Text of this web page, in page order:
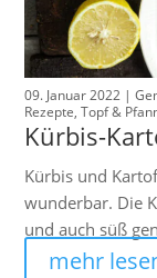
09. Januar 2022 |
Rezepte, Topf &
Kürbis-
Kürbis und
wunderbar. Die
und auch süß
mehr